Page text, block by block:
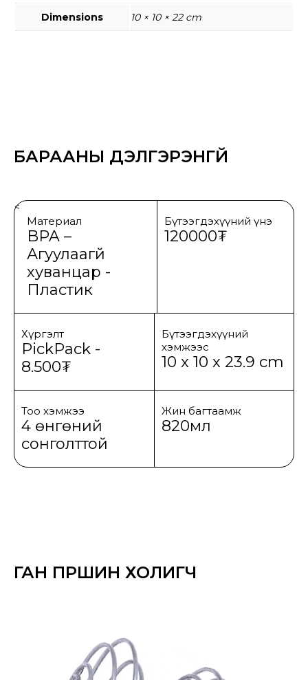
Dimensions 10 × 10 × 22 cm
БАРААНЫ ДЭЛГЭРЭНГҮЙ
<
Материал
BPA –
Агуулаагүй
хуванцар -
Пластик
Бүтээгдэхүүний үнэ
120000₮
Хүргэлт
PickPack -
8.500₮
Бүтээгдэхүүний
хэмжээс
10 x 10 x 23.9 cm
Тоо хэмжээ
4 өнгөний
сонголттой
Жин багтаамж
820мл
ГАН ПҮРШИН ХОЛИГЧ